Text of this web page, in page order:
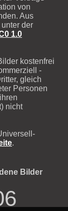
von
Aus
der
1.0
kostenfrei
-
gleich
Personen
nicht
.
Bilder